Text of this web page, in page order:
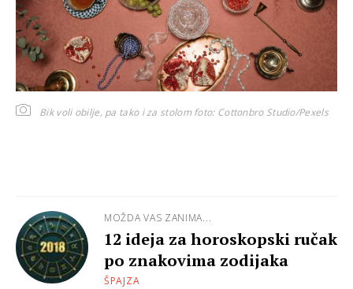
Bik voli obilje, pa tako i za stolom foto: Cottonbro Studio/Pexels
MOŽDA VAS ZANIMA...
12 ideja za horoskopski ručak
po znakovima zodijaka
ŠPAJZA